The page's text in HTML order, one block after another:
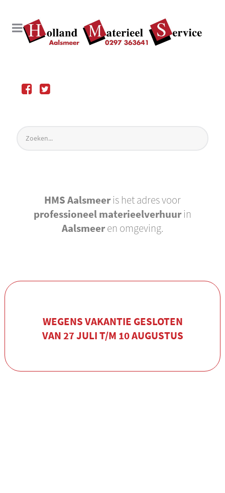
HMS Aalsmeeris het adres voor
professioneel materieelverhuurin
Aalsmeeren omgeving.
WEGENS VAKANTIE GESLOTEN
VAN 27 JULI T/M 10 AUGUSTUS